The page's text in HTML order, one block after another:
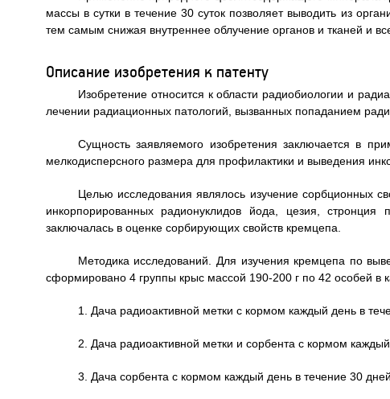
массы в сутки в течение 30 суток позволяет выводить из
тем самым снижая внутреннее облучение органов и тканей и
Описание изобретения к патенту
Изобретение относится к области радиобиологии и
лечении радиационных патологий, вызванных попаданием
Сущность заявляемого изобретения заключается в
мелкодисперсного размера для профилактики и выведения
Целью исследования являлось изучение сорбционных
инкорпорированных радионуклидов йода, цезия,
заключалась в оценке сорбирующих свойств кремцепа.
Методика исследований. Для изучения кремцепа по
сформировано 4 группы крыс массой 190-200 г по 42 особей в
1. Дача радиоактивной метки с кормом каждый день в
2. Дача радиоактивной метки и сорбента с кормом
3. Дача сорбента с кормом каждый день в течение 30 дней.